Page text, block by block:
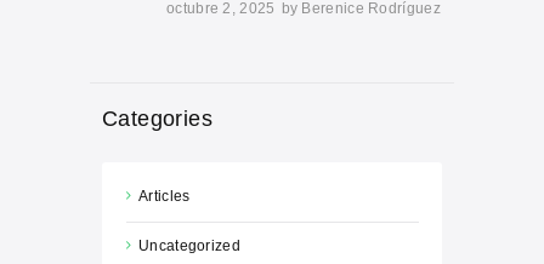
octubre 2, 2025 by Berenice Rodríguez
Categories
Articles
Uncategorized